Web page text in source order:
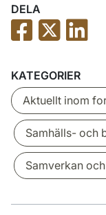
DELA
KATEGORIER
Aktuellt inom
Samhälls- och
Samverkan